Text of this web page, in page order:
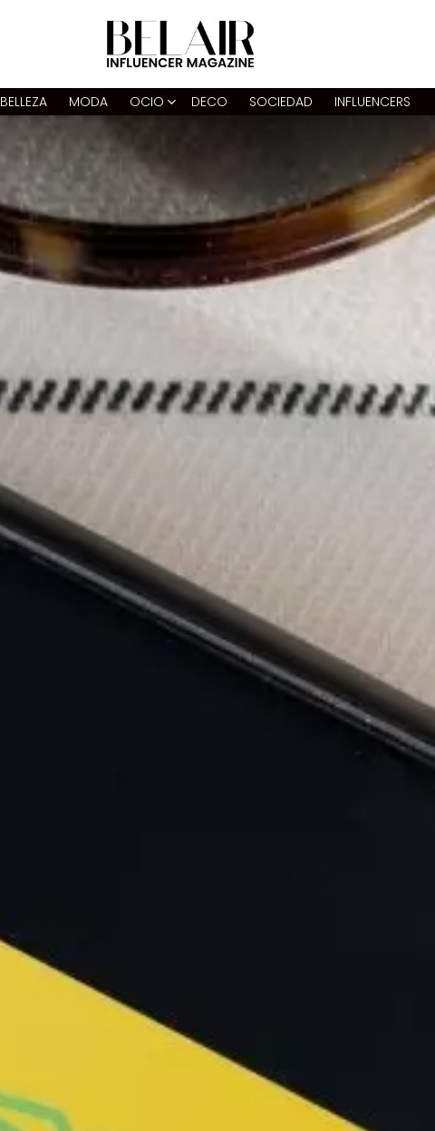
BELLEZA MODA OCIO DECO SOCIEDAD INFLUENCERS